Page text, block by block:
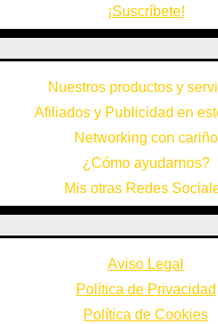
¡Suscríbete!
Nuestros productos y
Afiliados y Publicidad en
Networking con cariño
¿Cómo ayudarnos?
Mis otras Redes
Aviso Legal
Política de Privacidad
Política de Cookies